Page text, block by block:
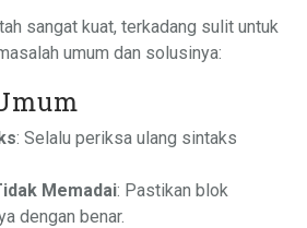
sangat kuat, terkadang sulit untuk
umum dan solusinya:
: Selalu periksa ulang sintaks
Memadai: Pastikan blok
dengan benar.